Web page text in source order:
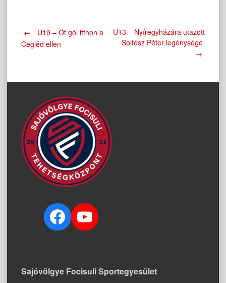
Post
←
U19 – Öt gól itthon a
Cegléd ellen
U13 – Nyíregyházára utazott
Soltész Péter legénysége
→
Facebook
YouTube
Sajóvölgye Focisuli Sportegyesület